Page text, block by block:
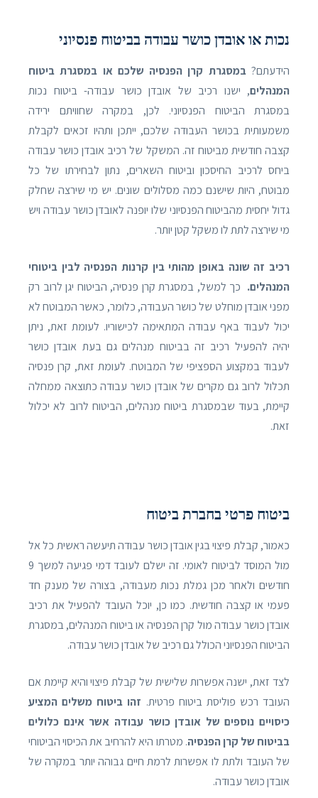
נכות או אובדן כושר עבודה בביטוח פנסיוני
הידעתם?במסגרת קרן הפנסיה שלכם או במסגרת ביטוח
המנהלים, ישנו רכיב של אובדן כושר עבודה- ביטוח נכות
במסגרת הביטוח הפנסיוני. לכן, במקרה שחוויתם ירידה
משמעותית בכושר העבודה שלכם, ייתכן ותהיו זכאים לקבלת
קצבה חודשית מביטוח זה. המשקל של רכיב אובדן כושר עבודה
ביחס לרכיב החיסכון וביטוח השארים, נתון לבחירתו של כל
מבוטח, היות שישנם כמה מסלולים שונים. יש מי שירצה שחלק
גדול יחסית מהביטוח הפנסיוני שלו יופנה לאובדן כושר עבודה ויש
מי שירצה לתת לו משקל קטן יותר.
רכיב זה שונה באופן מהותי בין קרנות הפנסיה לבין ביטוחי
המנהלים. כך למשל, במסגרת קרן פנסיה, הביטוח יגן לרוב רק
מפני אובדן מוחלט של כושר העבודה, כלומר, כאשר המבוטח לא
יכול לעבוד באף עבודה המתאימה לכישוריו. לעומת זאת, ניתן
יהיה להפעיל רכיב זה בביטוח מנהלים גם בעת אובדן כושר
לעבוד במקצוע הספציפי של המבוטח. לעומת זאת, קרן פנסיה
תכלול לרוב גם מקרים של אובדן כושר עבודה כתוצאה ממחלה
קיימת, בעוד שבמסגרת ביטוח מנהלים, הביטוח לרוב לא יכלול
זאת.
ביטוח פרטי בחברת ביטוח
כאמור, קבלת פיצוי בגין אובדן כושר עבודה תיעשה ראשית כל אל
מול המוסד לביטוח לאומי. זה ישלם לעובד דמי פגיעה למשך 9
חודשים ולאחר מכן גמלת נכות מעבודה, בצורה של מענק חד
פעמי או קצבה חודשית. כמו כן, יוכל העובד להפעיל את רכיב
אובדן כושר עבודה מול קרן הפנסיה או ביטוח המנהלים, במסגרת
הביטוח הפנסיוני הכולל גם רכיב של אובדן כושר עבודה.
לצד זאת, ישנה אפשרות שלישית של קבלת פיצוי והיא קיימת אם
העובד רכש פוליסת ביטוח פרטית. זהו ביטוח משלים המציע
כיסויים נוספים של אובדן כושר עבודה אשר אינם כלולים
בביטוח של קרן הפנסיה. מטרתו היא להרחיב את הכיסוי הביטוחי
של העובד ולתת לו אפשרות לרמת חיים גבוהה יותר במקרה של
אובדן כושר עבודה.